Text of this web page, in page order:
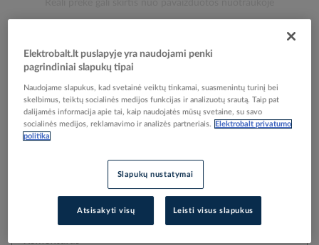
the
images
gallery
Eca klasė [matuojamas] - ELMAT
Elektrobalt prekės kodas
Gamintojo prekės kodas
8111117-005
Elektrobalt.lt puslapyje yra naudojami penki
pagrindiniai slapukų tipai
Naudojame slapukus, kad svetainė veiktų tinkamai, suasmenintų turinį bei
skelbimus, teiktų socialinės medijos funkcijas ir analizuotų srautą. Taip pat
dalijamės informacija apie tai, kaip naudojatės mūsų svetaine, su savo
socialinės medijos, reklamavimo ir analizės partneriais.
Elektrobalt privatumo
politika
Slapukų nustatymai
Atsisakyti visų Leisti visus slapukus